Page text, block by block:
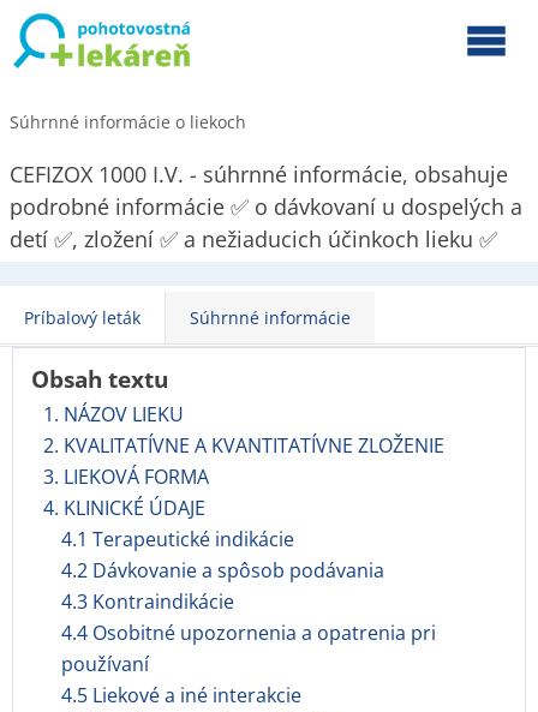
Súhrnné informácie o liekoch
CEFIZOX 1000 I.V. - súhrnné informácie, obsahuje
podrobné informácie ✅ o dávkovaní u dospelých a
detí ✅, zložení ✅ a nežiaducich účinkoch lieku ✅
Príbalový leták Súhrnné informácie
Obsah textu
1. NÁZOV LIEKU
2. KVALITATÍVNE A KVANTITATÍVNE ZLOŽENIE
3. LIEKOVÁ FORMA
4. KLINICKÉ ÚDAJE
4.1 Terapeutické indikácie
4.2 Dávkovanie a spôsob podávania
4.3 Kontraindikácie
4.4 Osobitné upozornenia a opatrenia pri
používaní
4.5 Liekové a iné interakcie